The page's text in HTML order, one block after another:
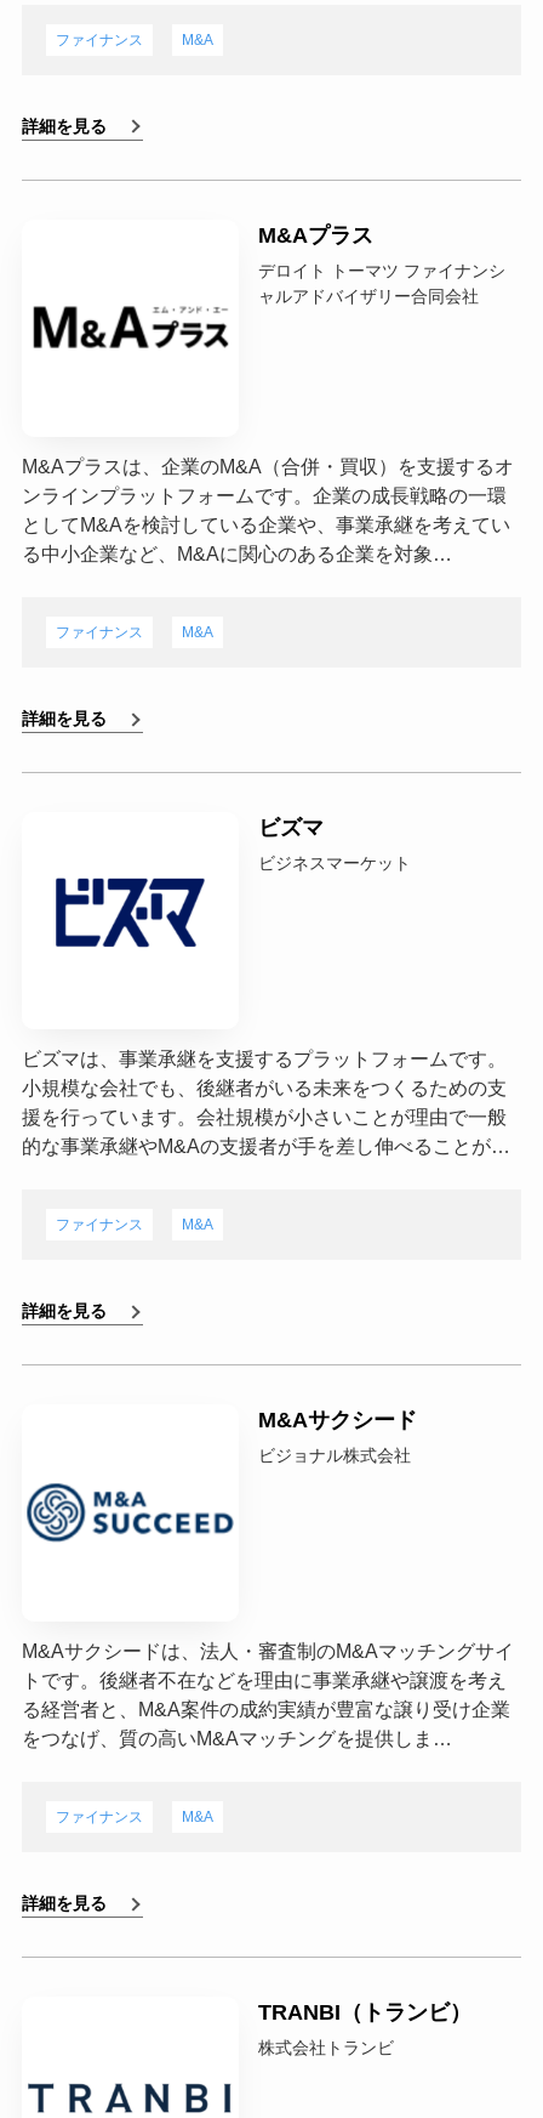
ファイナンス M&A
詳細を見る
M&Aプラス
デロイト トーマツ ファイナンシ
ャルアドバイザリー合同会社
M&Aプラスは、企業のM&A（合併・買収）を支援するオ
ンラインプラットフォームです。企業の成長戦略の一環
としてM&Aを検討している企業や、事業承継を考えてい
る中小企業など、M&Aに関心のある企業を対象…
ファイナンス M&A
詳細を見る
ビズマ
ビジネスマーケット
ビズマは、事業承継を支援するプラットフォームです。
小規模な会社でも、後継者がいる未来をつくるための支
援を行っています。会社規模が小さいことが理由で一般
的な事業承継やM&Aの支援者が手を差し伸べることが…
ファイナンス M&A
詳細を見る
M&Aサクシード
ビジョナル株式会社
M&Aサクシードは、法人・審査制のM&Aマッチングサイ
トです。後継者不在などを理由に事業承継や譲渡を考え
る経営者と、M&A案件の成約実績が豊富な譲り受け企業
をつなげ、質の高いM&Aマッチングを提供しま…
ファイナンス M&A
詳細を見る
TRANBI（トランビ）
株式会社トランビ